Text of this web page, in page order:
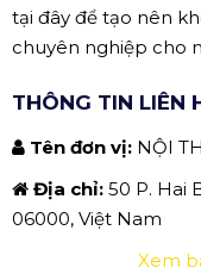
tại đây để tạo nên
chuyên nghiệp cho
THÔNG TIN LIÊN
Tên đơn vị: NỘI
Địa chỉ: 50 P. Hai
06000, Việt Nam
Xem